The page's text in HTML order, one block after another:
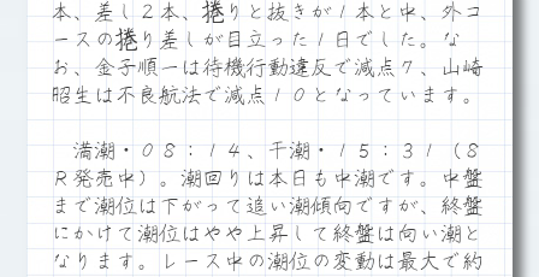
本、差し２本、捲りと抜きが１本と中、外コ
ースの捲り差しが目立った１日でした。な
お、金子順一は待機行動違反で減点７、山崎
昭生は不良航法で減点１０となっています。
満潮・０８：１４、干潮・１５：３１（８
Ｒ発売中）。潮回りは本日も中潮です。中盤
まで潮位は下がって追い潮傾向ですが、終盤
にかけて潮位はやや上昇して終盤は向い潮と
なります。レース中の潮位の変動は最大で約